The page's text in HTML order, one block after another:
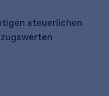
steuerlichen